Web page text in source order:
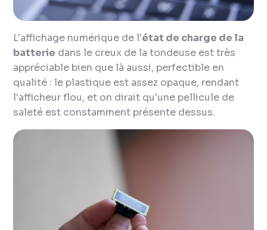
L'affichage numérique de l'état de charge de la
batterie dans le creux de la tondeuse est très
appréciable bien que là aussi, perfectible en
qualité : le plastique est assez opaque, rendant
l'afficheur flou, et on dirait qu'une pellicule de
saleté est constamment présente dessus.